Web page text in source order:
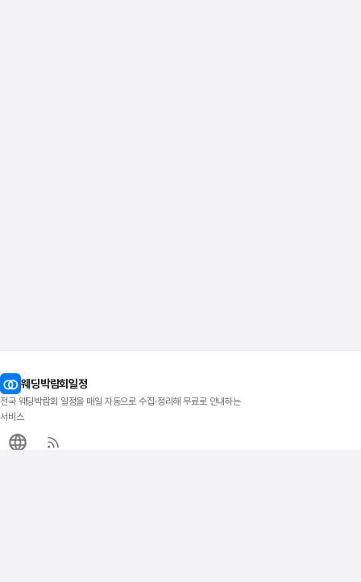
웨딩박람회일정
전국 웨딩박람회 일정을 매일 자동으로 수집·정리해 무료로 안내하는
서비스
이지티켓